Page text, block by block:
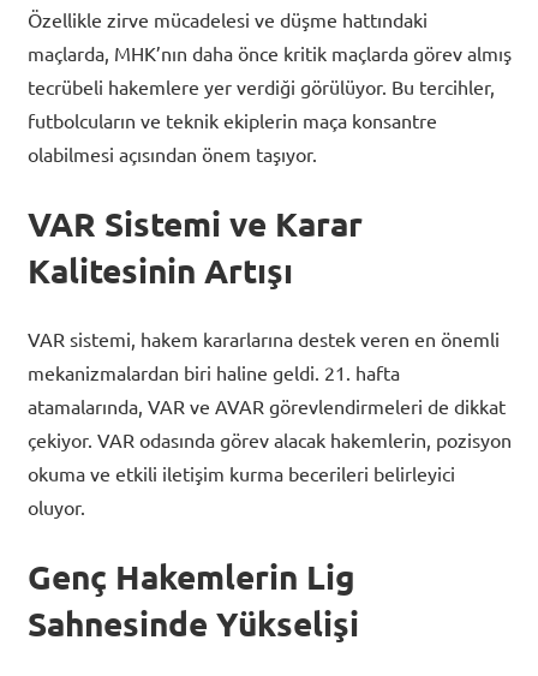
Özellikle zirve mücadelesi ve düşme hattındaki
maçlarda, MHK’nın daha önce kritik maçlarda görev almış
tecrübeli hakemlere yer verdiği görülüyor. Bu tercihler,
futbolcuların ve teknik ekiplerin maça konsantre
olabilmesi açısından önem taşıyor.
VAR Sistemi ve Karar
Kalitesinin Artışı
VAR sistemi, hakem kararlarına destek veren en önemli
mekanizmalardan biri haline geldi. 21. hafta
atamalarında, VAR ve AVAR görevlendirmeleri de dikkat
çekiyor. VAR odasında görev alacak hakemlerin, pozisyon
okuma ve etkili iletişim kurma becerileri belirleyici
oluyor.
Genç Hakemlerin Lig
Sahnesinde Yükselişi